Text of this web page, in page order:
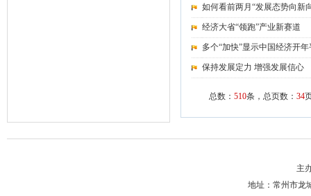
如何看前两月“发展态势向新
经济大省“领跑”产业新赛道
多个“加快”显示中国经济开
保持发展定力 增强发展信心
总数： 510条，总页数： 34
主
地址：常州市龙